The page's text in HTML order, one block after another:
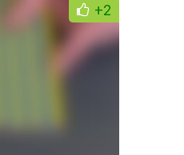
+2